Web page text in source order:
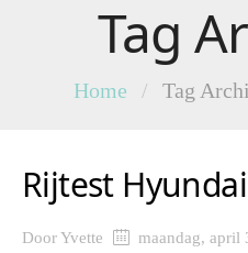
Tag
Home / Tag
Rijtest
DoorYvette maandag, april